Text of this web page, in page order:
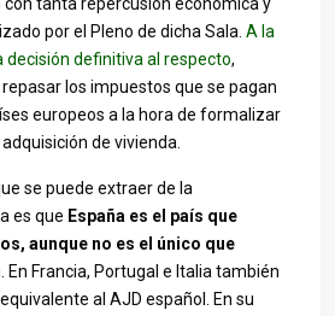
por el Pleno de dicha Sala. A la
decisión definitiva al respecto,
los impuestos que se pagan
europeos a la hora de formalizar
de vivienda.
se puede extraer de la
es que España es el país que
aunque no es el único que
. En Francia, Portugal e Italia también
al AJD español. En su